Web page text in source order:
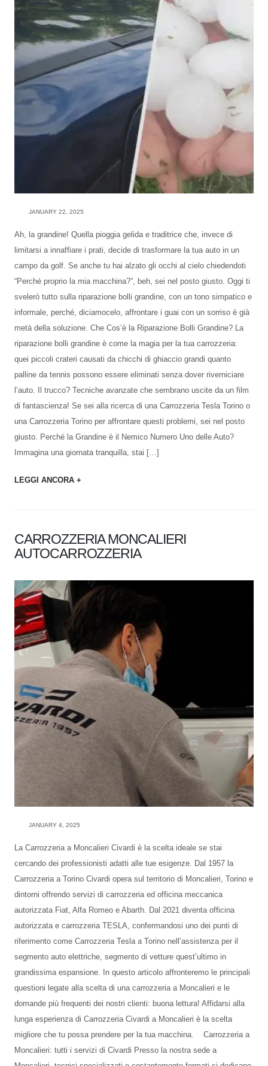
JANUARY 22, 2025
Ah, la grandine! Quella pioggia gelida e traditrice che, invece di
limitarsi a innaffiare i prati, decide di trasformare la tua auto in un
campo da golf. Se anche tu hai alzato gli occhi al cielo chiedendoti
“Perché proprio la mia macchina?”, beh, sei nel posto giusto. Oggi ti
svelerò tutto sulla riparazione bolli grandine, con un tono simpatico e
informale, perché, diciamocelo, affrontare i guai con un sorriso è già
metà della soluzione. Che Cos’è la Riparazione Bolli Grandine? La
riparazione bolli grandine è come la magia per la tua carrozzeria:
quei piccoli crateri causati da chicchi di ghiaccio grandi quanto
palline da tennis possono essere eliminati senza dover riverniciare
l’auto. Il trucco? Tecniche avanzate che sembrano uscite da un film
di fantascienza! Se sei alla ricerca di una Carrozzeria Tesla Torino o
una Carrozzeria Torino per affrontare questi problemi, sei nel posto
giusto. Perché la Grandine è il Nemico Numero Uno delle Auto?
Immagina una giornata tranquilla, stai […]
LEGGI ANCORA +
CARROZZERIA MONCALIERI
AUTOCARROZZERIA
JANUARY 4, 2025
La Carrozzeria a Moncalieri Civardi è la scelta ideale se stai
cercando dei professionisti adatti alle tue esigenze. Dal 1957 la
Carrozzeria a Torino Civardi opera sul territorio di Moncalieri, Torino e
dintorni offrendo servizi di carrozzeria ed officina meccanica
autorizzata Fiat, Alfa Romeo e Abarth. Dal 2021 diventa officina
autorizzata e carrozzeria TESLA, confermandosi uno dei punti di
riferimento come Carrozzeria Tesla a Torino nell’assistenza per il
segmento auto elettriche, segmento di vetture quest’ultimo in
grandissima espansione. In questo articolo affronteremo le principali
questioni legate alla scelta di una carrozzeria a Moncalieri e le
domande più frequenti dei nostri clienti: buona lettura! Affidarsi alla
lunga esperienza di Carrozzeria Civardi a Moncalieri è la scelta
migliore che tu possa prendere per la tua macchina. Carrozzeria a
Moncalieri: tutti i servizi di Civardi Presso la nostra sede a